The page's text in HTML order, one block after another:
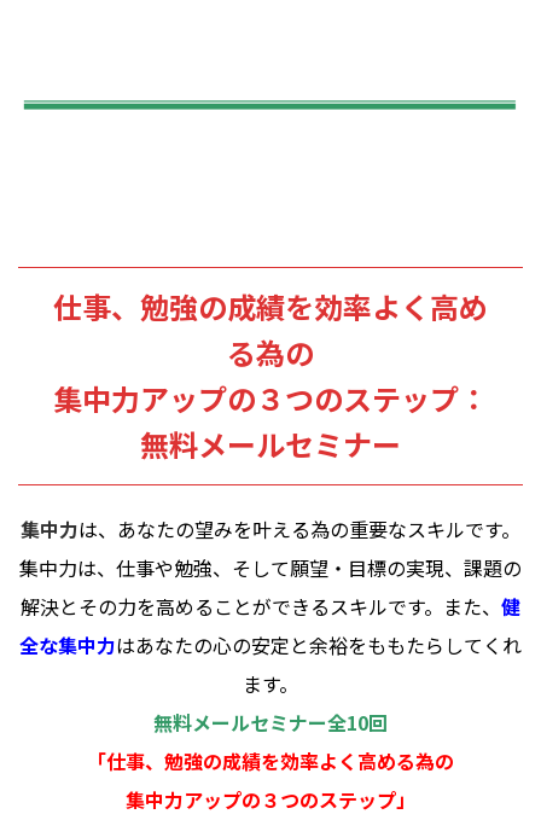
仕事、勉強の成績を効率よく高め
る為の
集中力アップの３つのステップ：
無料メールセミナー
集中力は、あなたの望みを叶える為の重要なスキルです。
集中力は、仕事や勉強、そして願望・目標の実現、課題の
解決とその力を高めることができるスキルです。また、 健
全な集中力はあなたの心の安定と余裕をももたらしてくれ
ます。
無料メールセミナー全10回
「仕事、勉強の成績を効率よく高める為の
集中力アップの３つのステップ」